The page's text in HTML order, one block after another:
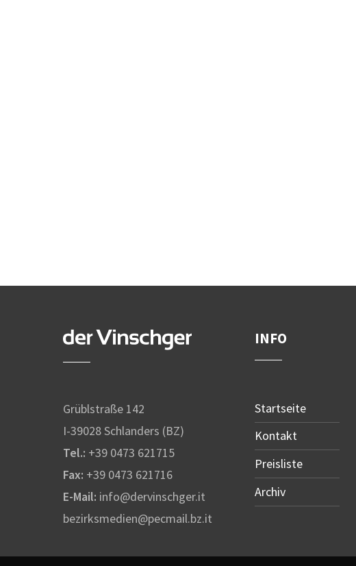
Grüblstraße 142
I-39028 Schlanders (BZ)
Tel.: +39 0473 621715
Fax: +39 0473 621716
E-Mail: info@dervinschger.it
bezirksmedien@pecmail.bz.it
INFO
Startseite
Kontakt
Preisliste
Archiv